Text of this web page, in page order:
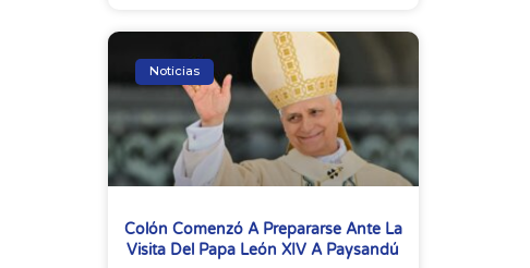
Noticias
Colón Comenzó A Prepararse Ante La
Visita Del Papa León XIV A Paysandú